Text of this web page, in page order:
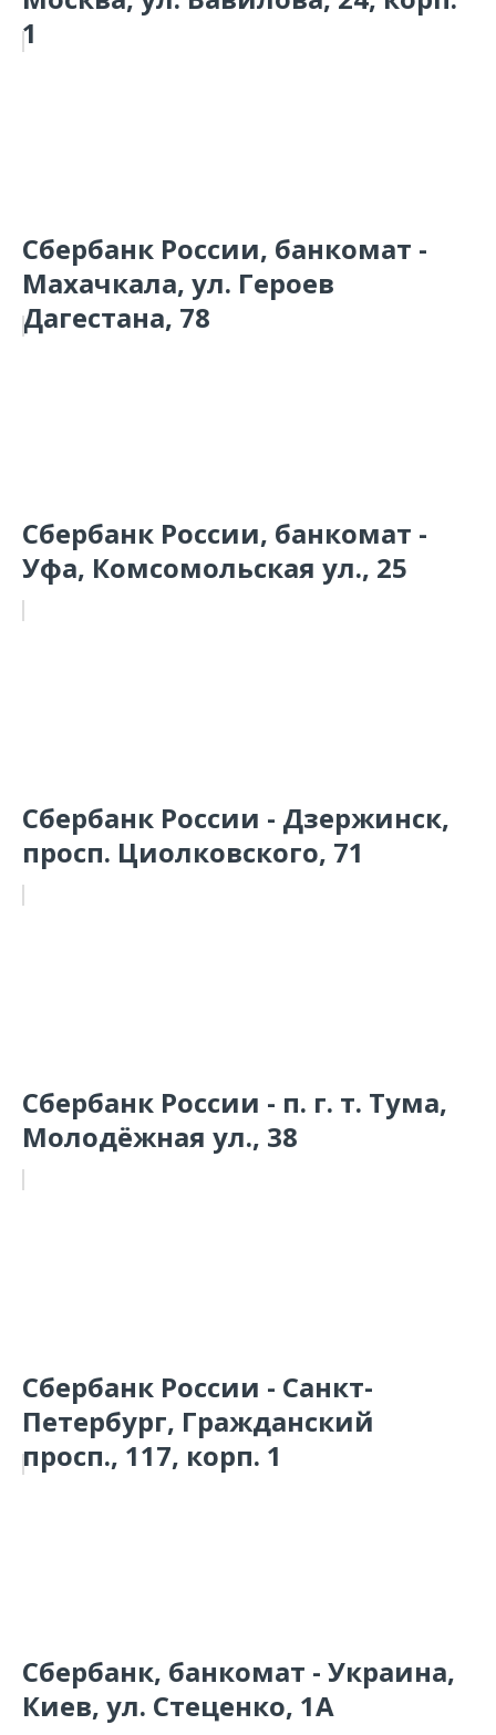
1
Сбербанк России, банкомат -
Махачкала, ул. Героев
Дагестана, 78
Сбербанк России, банкомат -
Уфа, Комсомольская ул., 25
Сбербанк России - Дзержинск,
просп. Циолковского, 71
Сбербанк России - п. г. т. Тума,
Молодёжная ул., 38
Сбербанк России - Санкт-
Петербург, Гражданский
просп., 117, корп. 1
Сбербанк, банкомат - Украина,
Киев, ул. Стеценко, 1А